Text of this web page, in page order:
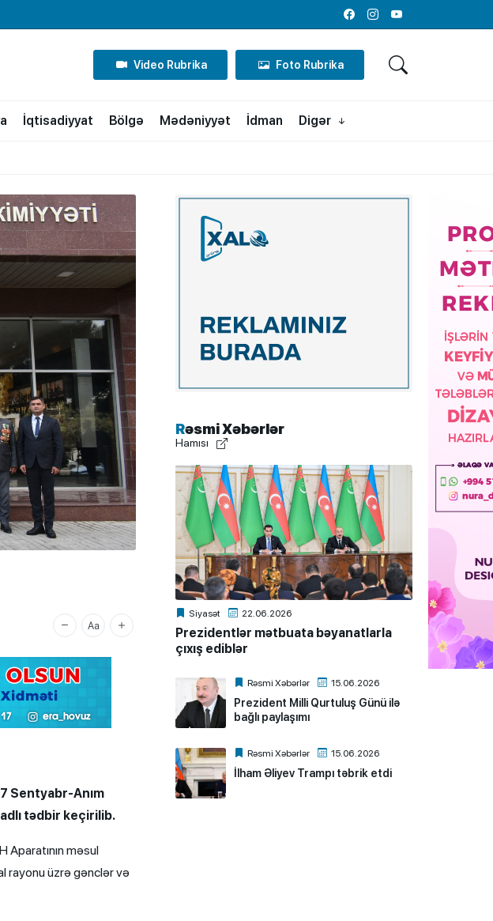
FacebookInstagramYoutube
Video Rubrika Foto Rubrika
İqtisadiyyat Bölgə Mədəniyyət İdman Digər
Sentyabr-Anım
tədbir keçirilib.
Aparatının məsul
rayonu üzrə gənclər və
Rəsmi Xəbərlər
Hamısı
Siyasət 22.06.2026
Prezidentlər mətbuata bəyanatlarla
çıxış ediblər
Rəsmi Xəbərlər 15.06.2026
Prezident Milli Qurtuluş Günü ilə
bağlı paylaşımı
Rəsmi Xəbərlər 15.06.2026
İlham Əliyev Trampı təbrik etdi